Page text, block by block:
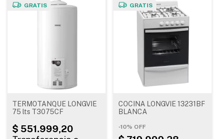
GRATIS
TERMOTANQUE LONGVIE
75 lts T3075CF
GRATIS
COCINA LONGVIE 13231BF
BLANCA
-10% OFF